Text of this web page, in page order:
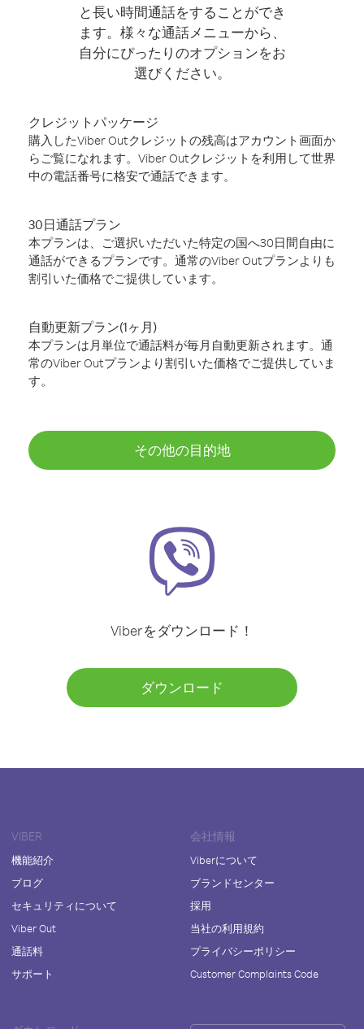
と長い時間通話をすることができ
ます。様々な通話メニューから、
自分にぴったりのオプションをお
選びください。
クレジットパッケージ
購入したViber Outクレジットの残高はアカウント画面か
らご覧になれます。Viber Outクレジットを利用して世界
中の電話番号に格安で通話できます。
30日通話プラン
本プランは、ご選択いただいた特定の国へ30日間自由に
通話ができるプランです。通常のViber Outプランよりも
割引いた価格でご提供しています。
自動更新プラン(1ヶ月)
本プランは月単位で通話料が毎月自動更新されます。通
常のViber Outプランより割引いた価格でご提供していま
す。
その他の目的地
Viberをダウンロード！
ダウンロード
VIBER
機能紹介
ブログ
セキュリティについて
Viber Out
通話料
サポート
会社情報
Viberについて
ブランドセンター
採用
当社の利用規約
プライバシーポリシー
Customer Complaints Code